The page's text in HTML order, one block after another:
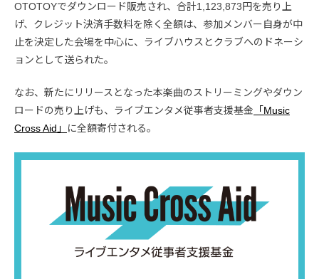
OTOTOYでダウンロード販売され、合計1,123,873円を売り上
げ、クレジット決済手数料を除く全額は、参加メンバー自身が中
止を決定した会場を中心に、ライブハウスとクラブへのドネーシ
ョンとして送られた。
なお、新たにリリースとなった本楽曲のストリーミングやダウン
ロードの売り上げも、ライブエンタメ従事者支援基金 「Music
Cross Aid」
に全額寄付される。